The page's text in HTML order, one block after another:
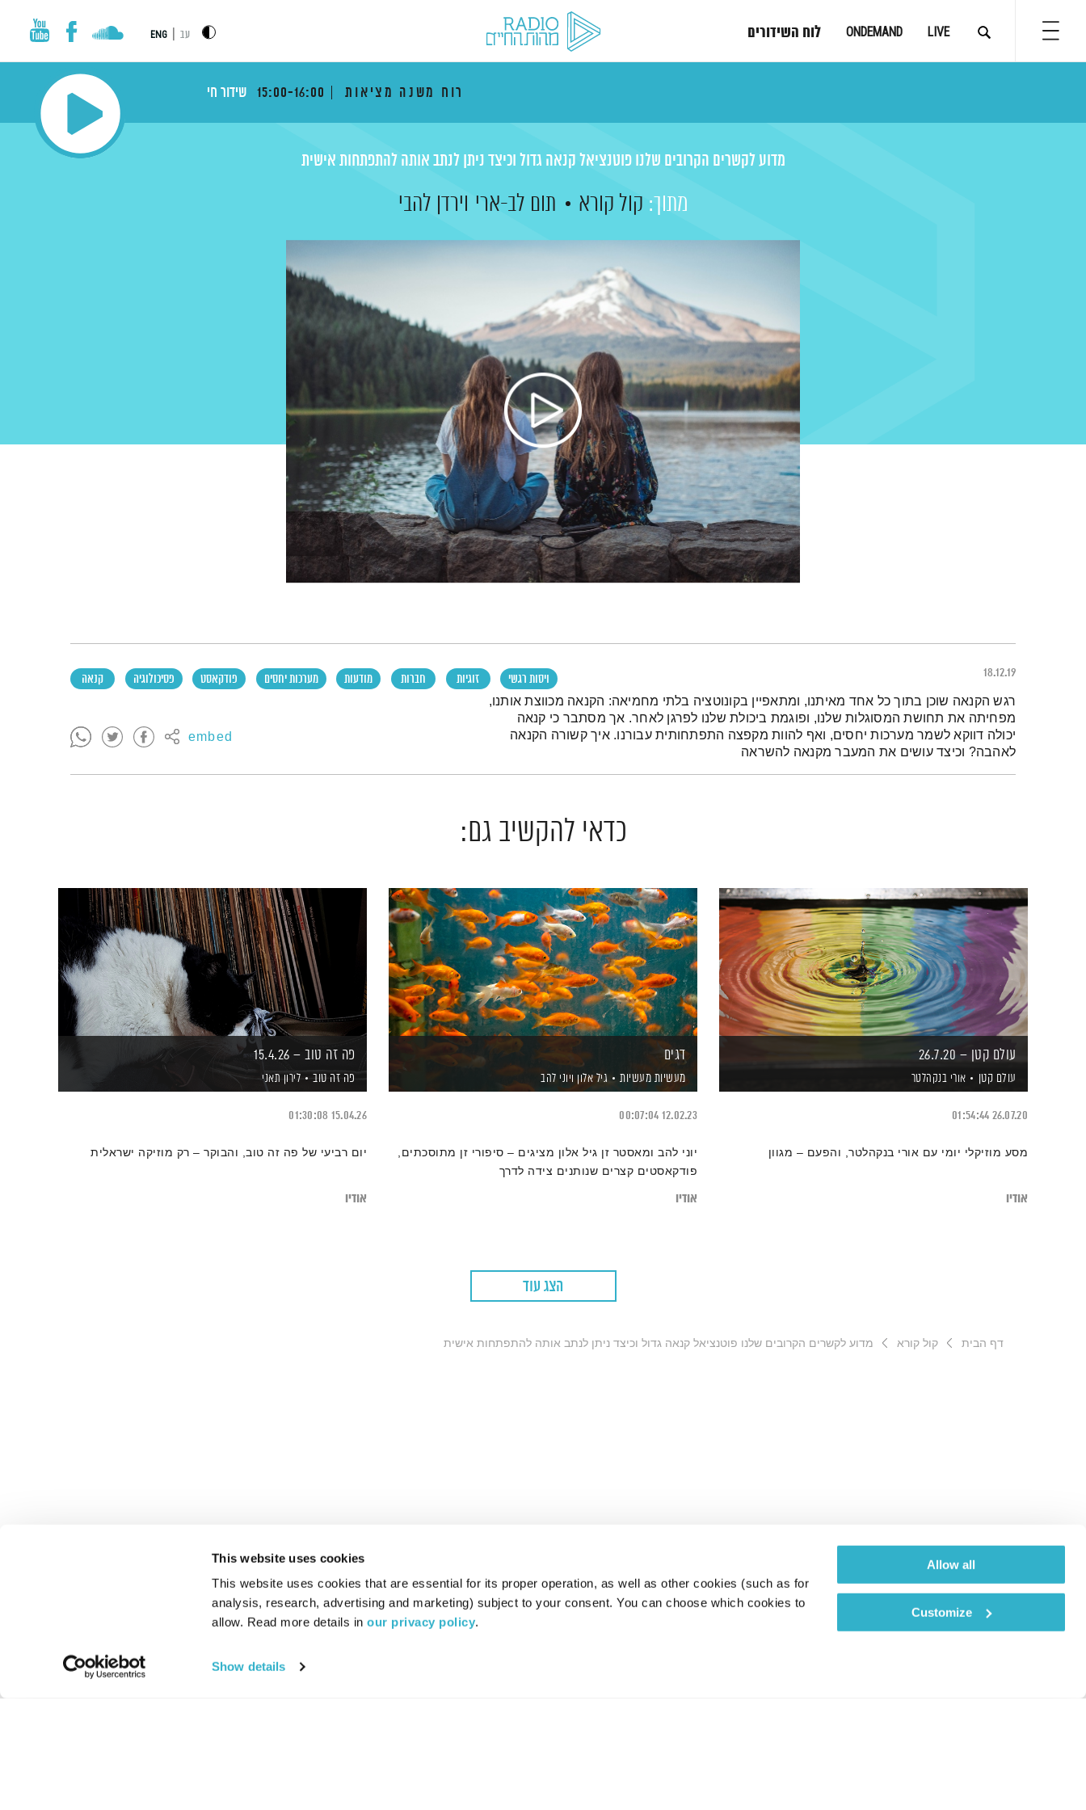
This website uses cookies
This website uses cookies that are essential for its proper operation, as well as other cookies (such as for
analysis, research, advertising and marketing) subject to your consent. You can choose which cookies to
allow. Read more details in our privacy policy.
Show details
Allow all
Customize
LIVE
ONDEMAND לוח השידורים עב ENG
רוח משנה מציאות 15:00-16:00 שידור חי
מדוע לקשרים הקרובים שלנו פוטנציאל קנאה גדול וכיצד ניתן לנתב אותה להתפתחות אישית
מתוך: קול קורא תום לב-ארי וירדן להבי
18.12.19 ויסות רגשי זוגיות חברות מודעות מערכות יחסים פודקאסט פסיכולוגיה קנאה
embed
תמצית הפודקאסט
רגש הקנאה שוכן בתוך כל אחד מאיתנו, ומתאפיין בקונוטציה בלתי מחמיאה: הקנאה מכווצת אותנו,
מפחיתה את תחושת המסוגלות שלנו, ופוגמת ביכולת שלנו לפרגן לאחר. אך מסתבר כי קנאה
יכולה דווקא לשמר מערכות יחסים, ואף להוות מקפצה התפתחותית עבורנו. איך קשורה הקנאה
לאהבה? וכיצד עושים את המעבר מקנאה להשראה
כדאי להקשיב גם:
עולם קטן – 26.7.20
עולם קטן אורי בנקהלטר
26.07.20
01:54:44
מסע מוזיקלי יומי עם אורי בנקהלטר, והפעם – מגוון
אודיו
דגים
מעשיות מעשיות גיל אלון ויוני להב
12.02.23
00:07:04
יוני להב ומאסטר זן גיל אלון מציגים – סיפורי זן מתוסכתים,
פודקאסטים קצרים שנותנים צידה לדרך
אודיו
פה זה טוב – 15.4.26
פה זה טוב לירון תאני
15.04.26
01:30:08
יום רביעי של פה זה טוב, והבוקר – רק מוזיקה ישראלית
אודיו
הצג עוד
דף הבית קול קורא מדוע לקשרים הקרובים שלנו פוטנציאל קנאה גדול וכיצד ניתן לנתב אותה להתפתחות אישית